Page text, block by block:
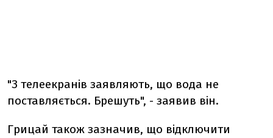
"З телеекранів заявляють, що вода не
поставляється. Брешуть", - заявив він.
Грицай також зазначив, що відключити